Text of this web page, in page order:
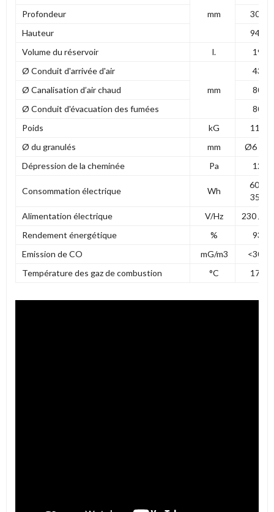
mm
Profondeur
300
Hauteur
940
Volume du réservoir
l.
19
Ø Conduit d'arrivée d'air
mm
43
Ø Canalisation d’air chaud
80
Ø Conduit d'évacuation des fumées
80
Poids
kG
115
Ø du granulés
mm
Ø6 à 8
Dépression de la cheminée
Pa 12
Consommation électrique Wh
60 à
350
Alimentation électrique
V/Hz
230 / 50
Rendement énergétique
%
93
Emission de CO
mG/m3
<300
Température des gaz de combustion
°C 170